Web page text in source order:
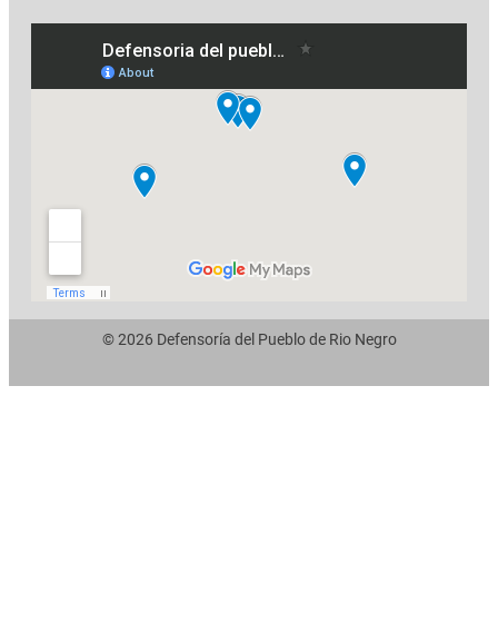
© 2026 Defensoría del Pueblo de Rio Negro